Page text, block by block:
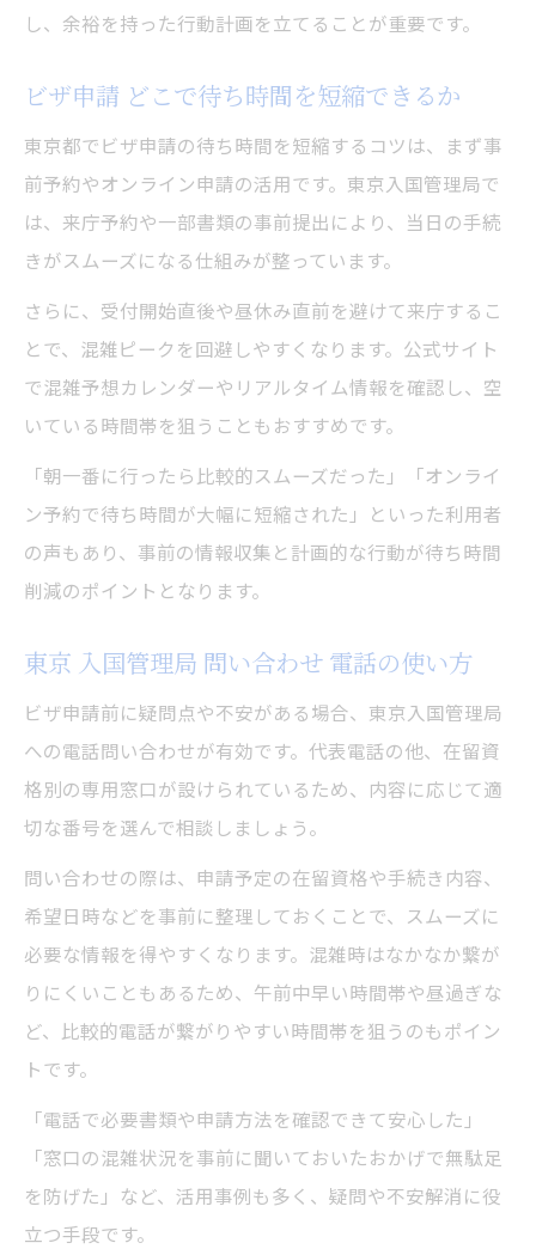
し、余裕を持った行動計画を立てることが重要です。
ビザ申請 どこで待ち時間を短縮できるか
東京都でビザ申請の待ち時間を短縮するコツは、まず事
前予約やオンライン申請の活用です。東京入国管理局で
は、来庁予約や一部書類の事前提出により、当日の手続
きがスムーズになる仕組みが整っています。
さらに、受付開始直後や昼休み直前を避けて来庁するこ
とで、混雑ピークを回避しやすくなります。公式サイト
で混雑予想カレンダーやリアルタイム情報を確認し、空
いている時間帯を狙うこともおすすめです。
「朝一番に行ったら比較的スムーズだった」「オンライ
ン予約で待ち時間が大幅に短縮された」といった利用者
の声もあり、事前の情報収集と計画的な行動が待ち時間
削減のポイントとなります。
東京 入国管理局 問い合わせ 電話の使い方
ビザ申請前に疑問点や不安がある場合、東京入国管理局
への電話問い合わせが有効です。代表電話の他、在留資
格別の専用窓口が設けられているため、内容に応じて適
切な番号を選んで相談しましょう。
問い合わせの際は、申請予定の在留資格や手続き内容、
希望日時などを事前に整理しておくことで、スムーズに
必要な情報を得やすくなります。混雑時はなかなか繋が
りにくいこともあるため、午前中早い時間帯や昼過ぎな
ど、比較的電話が繋がりやすい時間帯を狙うのもポイン
トです。
「電話で必要書類や申請方法を確認できて安心した」
「窓口の混雑状況を事前に聞いておいたおかげで無駄足
を防げた」など、活用事例も多く、疑問や不安解消に役
立つ手段です。